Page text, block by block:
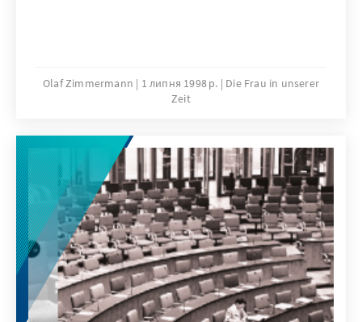
Olaf Zimmermann 1 липня 1998 р.
Die Frau in unserer
Zeit